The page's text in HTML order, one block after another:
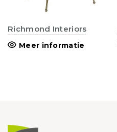
Richmond Interiors
Meer informatie